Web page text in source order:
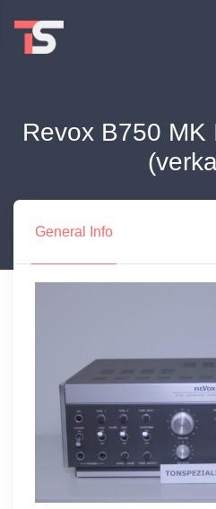
Revox B750 MK
General Info